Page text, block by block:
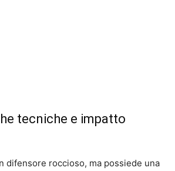
tecniche e impatto
difensore roccioso, ma possiede una